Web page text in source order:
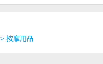
> 按摩用品